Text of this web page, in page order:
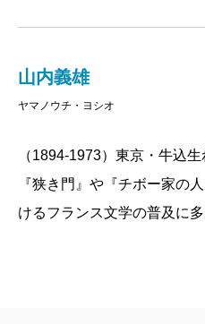
山内義雄
ヤマノウチ・ヨシオ
（1894-1973）東京・牛込
『狭き門』や『チボー家の
けるフランス文学の普及に多